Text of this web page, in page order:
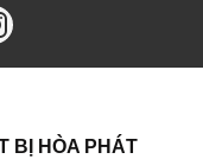
BỊ HÒA PHÁT